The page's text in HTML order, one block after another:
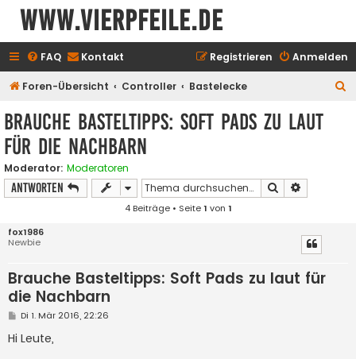
www.vierpfeile.de
FAQ Kontakt Anmelden
Registrieren
Foren-Übersicht Controller Bastelecke
Brauche Basteltipps: Soft Pads zu laut
für die Nachbarn
Moderator: Moderatoren
Antworten Suche
4 Beiträge • Seite1 von 1
fox1986
Newbie
Brauche Basteltipps: Soft Pads zu laut für
die Nachbarn
BDi 1. Mär 2016, 22:26
Hi Leute,